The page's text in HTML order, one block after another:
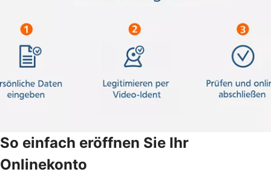
So einfach eröffnen Sie Ihr
Onlinekonto